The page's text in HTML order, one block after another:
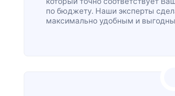
по бюджету. Наши эксперты
максимально удобным и